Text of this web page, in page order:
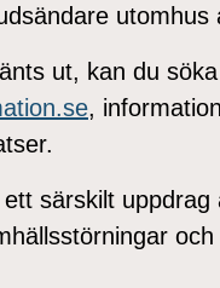
utomhus
ut, kan du
,
särskilt
och